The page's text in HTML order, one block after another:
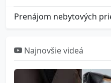
Najnovšie videá